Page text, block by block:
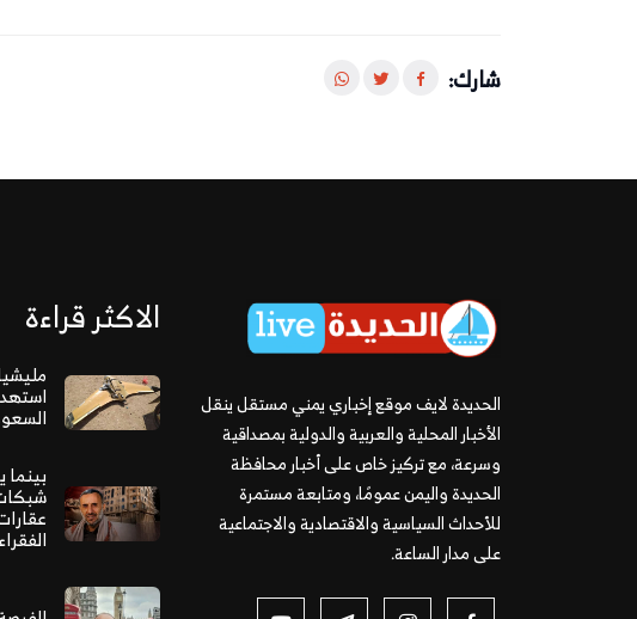
شارك:
الحديدة لايف موقع إخباري يمني مستقل ينقل
الأخبار المحلية والعربية والدولية بمصداقية
وسرعة، مع تركيز خاص على أخبار محافظة
الحديدة واليمن عمومًا، ومتابعة مستمرة
للأحداث السياسية والاقتصادية والاجتماعية
على مدار الساعة.
الاكثر قراءة
الفقراء